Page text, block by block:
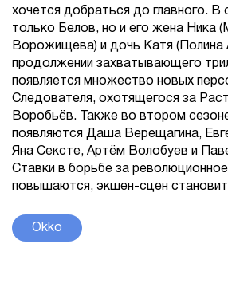
хочется добраться до главного. В
только Белов, но и его жена Ника
Ворожищева) и дочь Катя (Полина
продолжении захватывающего
появляется множество новых
Следователя, охотящегося за
Воробьёв. Также во втором
появляются Даша Верещагина,
Яна Сексте, Артём Волобуев и
Ставки в борьбе за
повышаются, экшен-сцен
Okko